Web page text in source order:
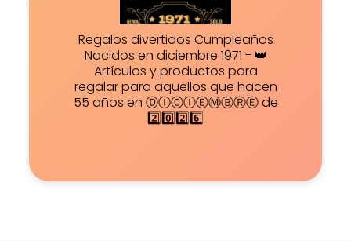
Regalos divertidos Cumpleaños
Nacidos en diciembre 1971 - 👑
Artículos y productos para
regalar para aquellos que hacen
55 años en ⒹⒾⒸⒾⒺⓂⒷⓇⒺ de
2️⃣0️⃣2️⃣6️⃣